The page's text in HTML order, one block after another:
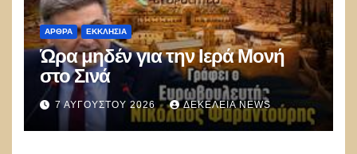
ΑΡΘΡΑ ΕΚΚΛΗΣΊΑ
Ώρα μηδέν για την Ιερά Μονή
στο Σινά
7 ΑΥΓΟΎΣΤΟΥ 2026 ΔΕΚΈΛΕΙΑ NEWS